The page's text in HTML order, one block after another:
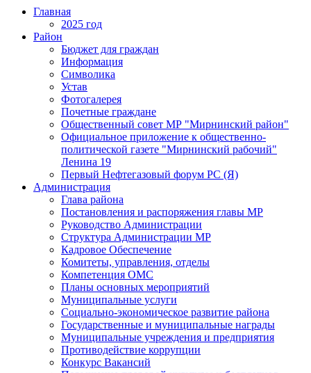
Главная
2025 год
Район
Бюджет для граждан
Информация
Символика
Устав
Фотогалерея
Почетные граждане
Общественный совет МР "Мирнинский район"
Официальное приложение к общественно-
политической газете "Мирнинский рабочий"
Ленина 19
Первый Нефтегазовый форум РС (Я)
Администрация
Глава района
Постановления и распоряжения главы МР
Руководство Администрации
Структура Администрации МР
Кадровое Обеспечение
Комитеты, управления, отделы
Компетенция ОМС
Планы основных мероприятий
Муниципальные услуги
Социально-экономическое развитие района
Государственные и муниципальные награды
Муниципальные учреждения и предприятия
Противодействие коррупции
Конкурс Вакансий